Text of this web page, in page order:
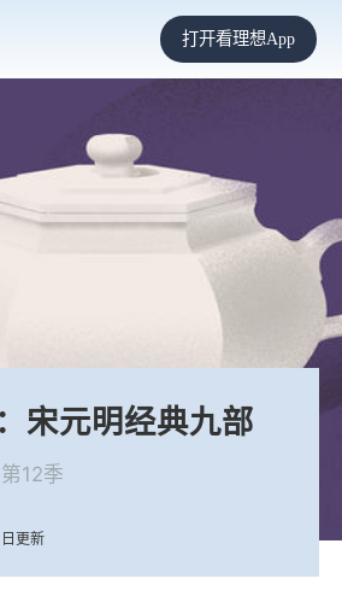
打开看理想App
宋元明经典九部
12季
更新